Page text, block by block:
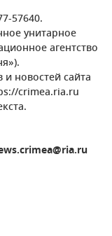
57640.
унитарное
агентство
новостей сайта
crimea.ria.ru